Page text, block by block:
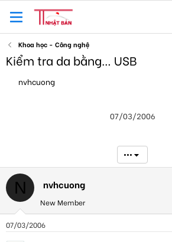
Khoa học - Công nghệ
Kiểm tra da bằng… USB
h
r
t
e
r
nvhcuong
07/03/2006
•••
N nvhcuong
New Member
07/03/2006